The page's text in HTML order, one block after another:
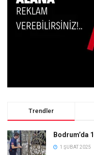
Trendler
Bodrum’da
1 ŞUBAT 2025